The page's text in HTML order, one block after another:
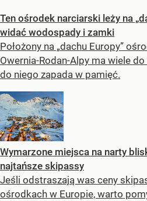
Ten ośrodek narciarski leży na
widać wodospady i zamki
Położony na „dachu Europy”
Owernia-Rodan-Alpy ma wiele
do niego zapada w pamięć.
Wymarzone miejsca na narty
najtańsze skipassy
Jeśli odstraszają was ceny
ośrodkach w Europie, warto